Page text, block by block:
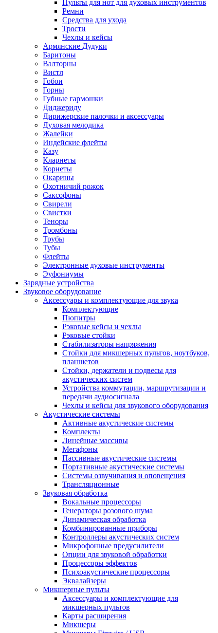
Пульты для нот для духовых инструментов
Ремни
Средства для ухода
Трости
Чехлы и кейсы
Армянские Дудуки
Баритоны
Валторны
Вистл
Гобои
Горны
Губные гармошки
Диджериду
Дирижерские палочки и аксессуары
Духовая мелодика
Жалейки
Индейские флейты
Казу
Кларнеты
Корнеты
Окарины
Охотничий рожок
Саксофоны
Свирели
Свистки
Теноры
Тромбоны
Трубы
Тубы
Флейты
Электронные духовые инструменты
Эуфониумы
Зарядные устройства
Звуковое оборудование
Аксессуары и комплектующие для звука
Комплектующие
Пюпитры
Рэковые кейсы и чехлы
Рэковые стойки
Стабилизаторы напряжения
Стойки для микшерных пультов, ноутбуков,
планшетов
Стойки, держатели и подвесы для
акустических систем
Устройства коммутации, маршрутизации и
передачи аудиосигнала
Чехлы и кейсы для звукового оборудования
Акустические системы
Активные акустические системы
Комплекты
Линейные массивы
Мегафоны
Пассивные акустические системы
Портативные акустические системы
Системы озвучивания и оповещения
Трансляционные
Звуковая обработка
Вокальные процессоры
Генераторы розового шума
Динамическая обработка
Комбинированные приборы
Контроллеры акустических систем
Микрофонные предусилители
Опции для звуковой обработки
Процессоры эффектов
Психоакустические процессоры
Эквалайзеры
Микшерные пульты
Аксессуары и комплектующие для
микшерных пультов
Карты расширения
Микшеры